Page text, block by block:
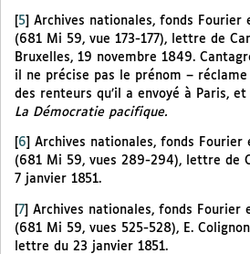
[5] Archives nationales, fonds Fourier
(681 Mi 59, vue 173-177), lettre de
Bruxelles, 19 novembre 1849.
il ne précise pas le prénom – réclame
des renteurs qu’il a envoyé à Paris,
La Démocratie pacifique.
6
Archives nationales, fonds Fourier
(681 Mi 59, vues 289-294), lettre de
7 janvier 1851.
[7] Archives nationales, fonds Fourier
(681 Mi 59, vues 525-528), E.
lettre du 23 janvier 1851.